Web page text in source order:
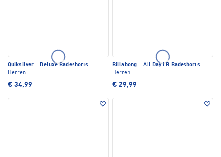
Quiksilver · Deluxe Badeshorts
Herren
€ 34,99
Billabong · All Day LB Badeshorts
Herren
€ 29,99